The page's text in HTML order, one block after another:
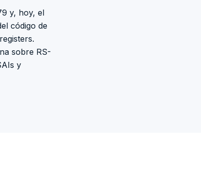
y, hoy, el
código de
sobre RS-
y